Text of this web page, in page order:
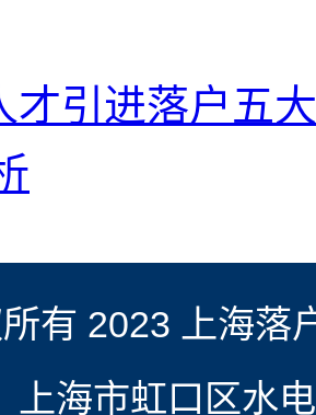
才引进落户五
有 2023 上海落
上海市虹口区水